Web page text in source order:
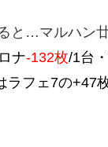
と…マルハン
ナ-132枚/1台
ラフェ7の+47